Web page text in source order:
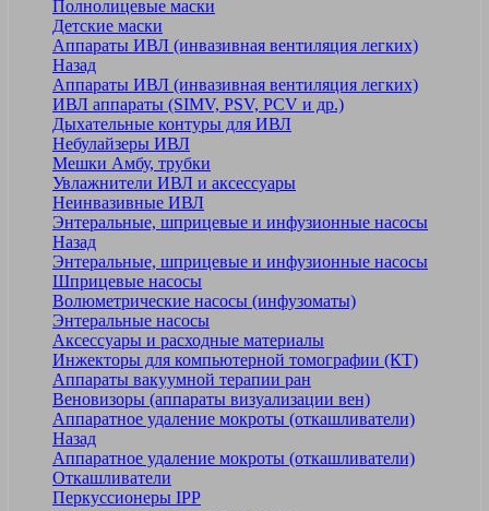
Полнолицевые маски
Детские маски
Аппараты ИВЛ (инвазивная вентиляция легких)
Назад
Аппараты ИВЛ (инвазивная вентиляция легких)
ИВЛ аппараты (SIMV, PSV, PCV и др.)
Дыхательные контуры для ИВЛ
Небулайзеры ИВЛ
Мешки Амбу, трубки
Увлажнители ИВЛ и аксессуары
Неинвазивные ИВЛ
Энтеральные, шприцевые и инфузионные насосы
Назад
Энтеральные, шприцевые и инфузионные насосы
Шприцевые насосы
Волюметрические насосы (инфузоматы)
Энтеральные насосы
Аксессуары и расходные материалы
Инжекторы для компьютерной томографии (КТ)
Аппараты вакуумной терапии ран
Веновизоры (аппараты визуализации вен)
Аппаратное удаление мокроты (откашливатели)
Назад
Аппаратное удаление мокроты (откашливатели)
Откашливатели
Перкуссионеры IPP